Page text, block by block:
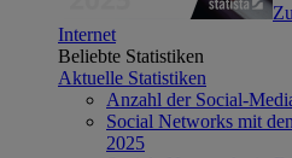
Internet
Beliebte Statistiken
Aktuelle Statistiken
Anzahl der Social-
Social Networks mit
2025